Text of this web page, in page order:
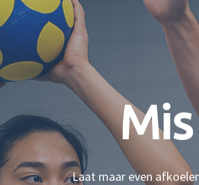
Laat maar even